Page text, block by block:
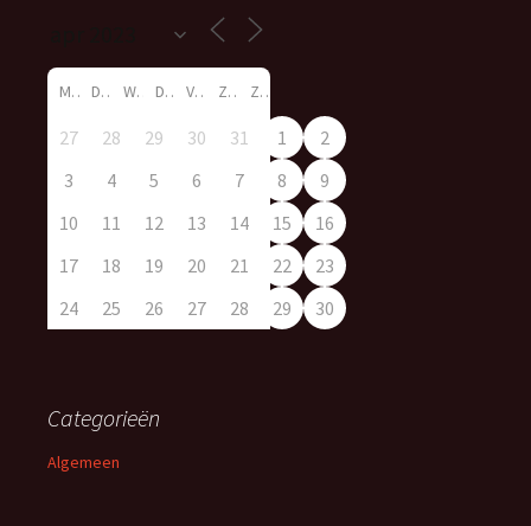
M D W D V Z Z
27 28 29 30 31 1
2
3
4 5 6 7 8
9
10
11 12 13 14 15
16
17
18 19 20 21 22
23
24
25 26 27 28 29 30
Categorieën
Algemeen